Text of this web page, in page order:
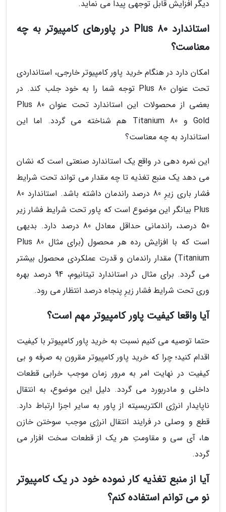
دیگر افزایش قابل توجهی پیدا می نماید.
استاندارد 80 Plus در پاورهای کامپیوتر به چه
معناست؟
امکان دارد در هنگام خرید پاور کامپیوتر خارجی، استانداردی
تحت عنوان 80 Plus توجه شما را به خود جلب کند. در
بعضی از محصولات این استاندارد تحت عنوان 80 Plus
Gold و 80 Titanium هم شناخته می گردد. اما این
استاندارد به چه معناست؟
این نمره دهی در واقع یک استاندارد صنعتی است که نشان
می دهد یک منبع تغذیه تا چه مقدار می تواند تحت شرایط
فشار باری زیرِ 80 درصد راندمان داشته باشد. استاندارد 80
Plus بیانگر این موضوع است که پاور تحت شرایط فشار زیر
50 درصد، راندمانی حداقل معادل 80 درصد دارد. بدیهی
است که با افزایش رده هر محصول (برای مثال 80 Plus
Titanium) مقدار راندمان و قدرت عملکردی محصول بیشتر
می گردد. برای مثال در استاندارد تیتانیوم، 94 درصد بهره
وری تحت شرایط فشار زیرِ پنجاه درصد انتظار می رود.
آیا واقعا کیفیت پاور کامپیوتر مهم است؟
حتما توصیه می کنیم نسبت به خرید پاور کامپیوتر با کیفیت
اقدام کنید؛ چرا که خرید پاور کامپیوتر مقرون به صرفه و بی
کیفیت در نهایت امر به مرور زمان موجب خرابی قطعات
داخلی و مادربورد می گردد. دلیل این موضوع، به انتقال
ناپایدار انرژی الکتریسیته از پاور به سایر اجزا ارتباط دارد.
قطع و وصلی در فرایند انتقال انرژی موجب سوختن خازن
ها، آی سی و مقاومتِ هر یک از قطعات سخت افزار می
گردد.
آیا از منبع تغذیه کار نموده خود در یک کامپیوتر
نو می توانم استفاده کنم؟